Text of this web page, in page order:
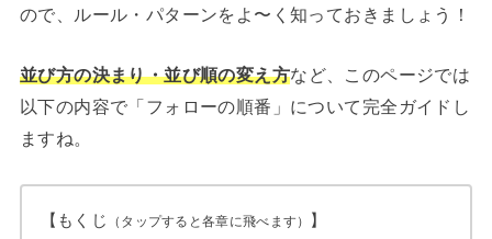
ので、ルール・パターンをよ〜く知っておきましょう！
並び方の決まり・並び順の変え方など、このページでは
以下の内容で「フォローの順番」について完全ガイドし
ますね。
【もくじ （タップすると各章に飛べます） 】